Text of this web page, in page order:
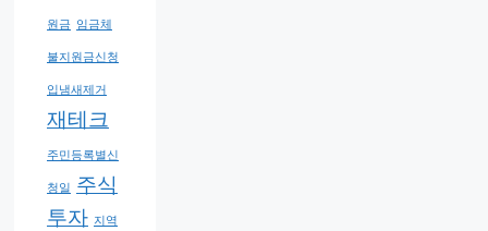
원금 임금체
불지원금신청
입냄새제거
재테크
주민등록별신
청일
주식
투자 지역